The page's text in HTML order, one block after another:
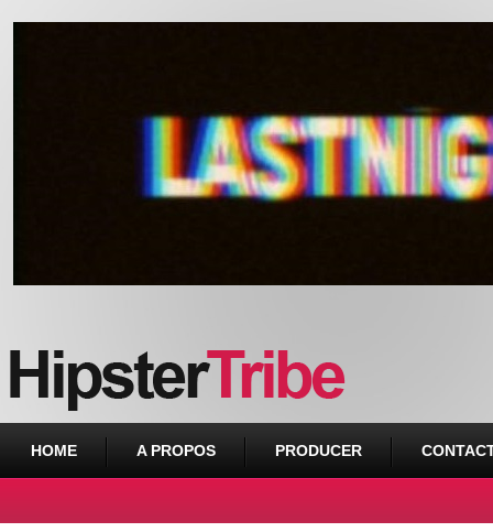
HOME A PROPOS PRODUCER